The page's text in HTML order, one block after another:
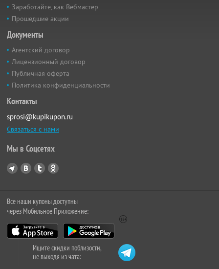
Заработайте, как Вебмастер
Прошедшие акции
Документы
Агентский договор
Лицензионный договор
Публичная оферта
Политика конфиденциальности
Контакты
sprosi@kupikupon.ru
Связаться с нами
Мы в Соцсетях
Все наши купоны доступны
через Мобильное Приложение:
Ищите скидки поблизости,
не выходя из чата: